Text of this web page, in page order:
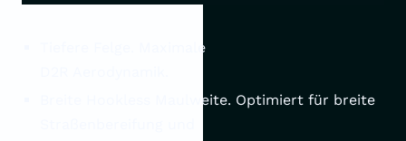
Tiefere Felge. Maximale
Breite Hookless Maulweite. Optimiert für breite